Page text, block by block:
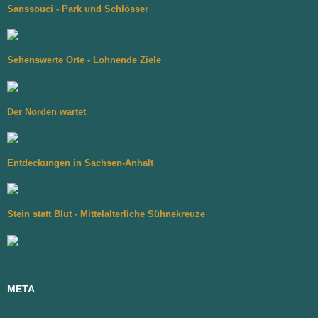
Sanssouci - Park und Schlösser
Sehenswerte Orte - Lohnende Ziele
Der Norden wartet
Entdeckungen in Sachsen-Anhalt
Stein statt Blut - Mittelalterliche Sühnekreuze
META